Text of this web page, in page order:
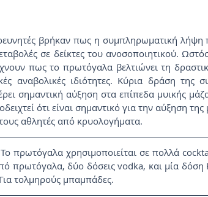
σε δείκτες του ανοσοποιητικού.
πως το πρωτόγαλα βελτιώνει τη
αναβολικές ιδιότητες. Κύρια δράση της
σημαντική αύξηση στα επίπεδα μυικής
ότι είναι σημαντικό για την αύξηση
αθλητές από κρυολογήματα.
πρωτόγαλα, δύο δόσεις vodka, και μία δόση
Για τολμηρούς μπαμπάδες.